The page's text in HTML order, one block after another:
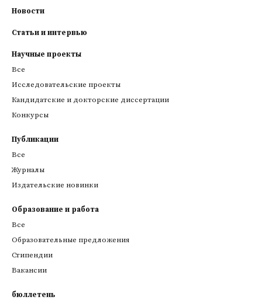
Новости
Статьи и интервью
Научные проекты
Все
Исследовательские проекты
Кандидатские и докторские диссертации
Конкурсы
Публикации
Все
Журналы
Издательские новинки
Образование и работа
Все
Образовательные предложения
Стипендии
Вакансии
бюллетень